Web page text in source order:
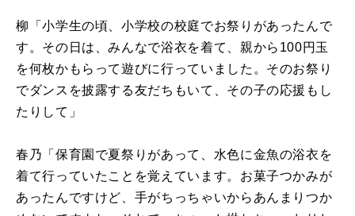
柳「小学生の頃、小学校の校庭でお祭りがあったんで
す。その日は、みんなで浴衣を着て、親から100円玉
を何枚かもらって遊びに行っていました。そのお祭り
でダンスを披露する友だちもいて、その子の応援もし
たりして」
春乃「保育園で夏祭りがあって、水色に金魚の浴衣を
着て行っていたことを覚えています。お菓子つかみが
あったんですけど、手がちっちゃいからあんまりつか